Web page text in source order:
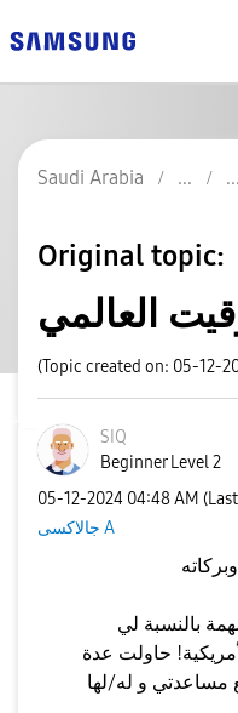
Saudi Arabia
Original topic:
العالمي
(Topic created on: 05-12-
SIQ
Beginner Level 2
‎05-12-2024 04:48 AM
جالاكسى A
بالنسبة لي
حاولت عدة
و له/لها